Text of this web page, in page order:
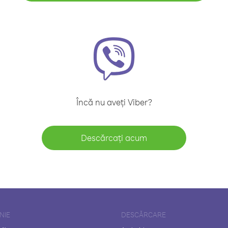
Încă nu aveți Viber?
Descărcați acum
DESCĂRCARE